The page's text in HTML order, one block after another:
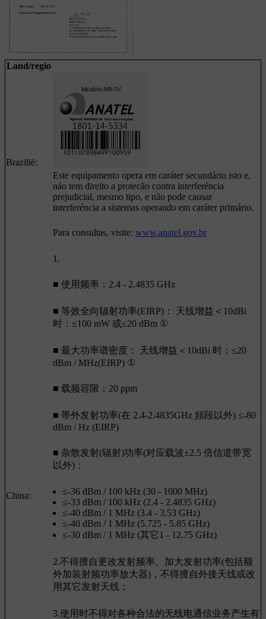
Land/regio
Brazilië:
Este equipamento opera em caráter secundário isto e,
náo tem direito a protecão contra interferéncia
prejudicial, mesmo tipo, e não pode causar
interferéncia a sistemas operando em caráter primário.
Para consultas, visite: www.anatel.gov.br
China:
1.
■ 使用频率：2.4 - 2.4835 GHz
■ 等效全向辐射功率(EIRP)： 天线增益＜10dBi
时：≤100 mW 或≤20 dBm ①
■ 最大功率谱密度： 天线增益＜10dBi 时：≤20
dBm / MHz(EIRP) ①
■ 载频容限：20 ppm
■ 帯外发射功率(在 2.4-2.4835GHz 頻段以外) ≤-80
dBm / Hz (EIRP)
■ 杂散发射(辐射)功率(对应载波±2.5 倍信道带宽
以外)：
≤-36 dBm / 100 kHz (30 - 1000 MHz)
≤-33 dBm / 100 kHz (2.4 - 2.4835 GHz)
≤-40 dBm / 1 MHz (3.4 - 3.53 GHz)
≤-40 dBm / 1 MHz (5.725 - 5.85 GHz)
≤-30 dBm / 1 MHz (其它1 - 12.75 GHz)
2.不得擅自更改发射频率、加大发射功率(包括额
外加装射频功率放大器)，不得擅自外接天线或改
用其它发射天线；
3.使用时不得对各种合法的无线电通信业务产生有